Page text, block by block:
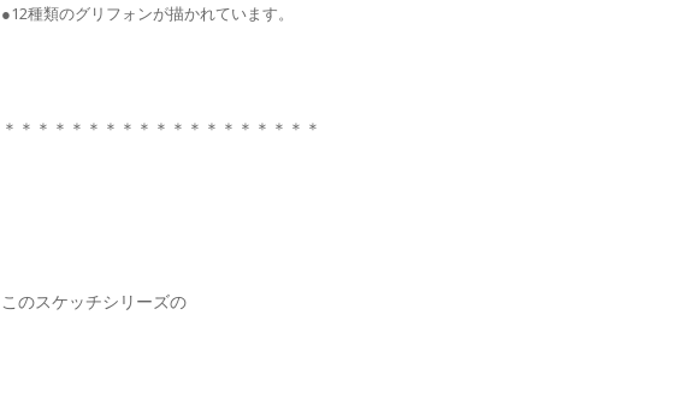
●12種類のグリフォンが描かれています。
＊＊＊＊＊＊＊＊＊＊＊＊＊＊＊＊＊＊＊
このスケッチシリーズの